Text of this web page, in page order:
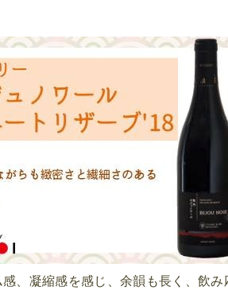
、凝縮感を感じ、余韻も長く、飲み